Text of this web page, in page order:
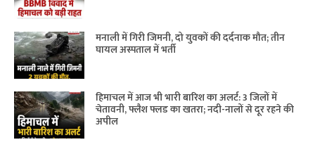
मनाली में गिरी जिमनी, दो युवकों की दर्दनाक मौत; तीन
घायल अस्पताल में भर्ती
हिमाचल में आज भी भारी बारिश का अलर्ट: 3 जिलों में
चेतावनी, फ्लैश फ्लड का खतरा; नदी-नालों से दूर रहने की
अपील